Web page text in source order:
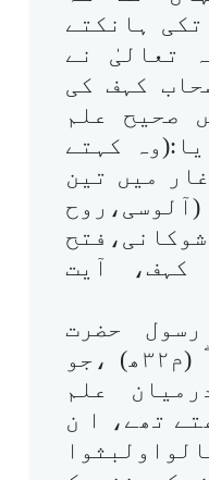
تکی ہانکتے
تعالیٰ نے
کہف کی
صحیح علم
کہتے
میں تین
کہف، آیت
رسول حضرت
عبداللہ بن مسعود ؓ (م۳۲ھ) ،جو
علم
تھے، ا ن